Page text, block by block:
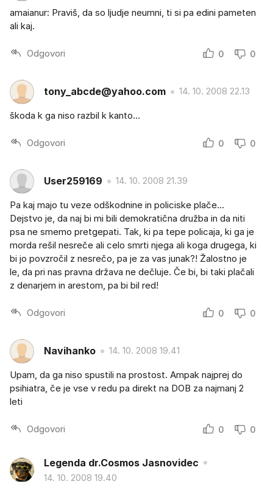
amaianur: Praviš, da so ljudje neumni, ti si pa edini pameten
ali kaj.
Odgovori 0 0
tony_abcde@yahoo.com 14. 10. 2008 22.13
škoda k ga niso razbil k kanto...
Odgovori 0 0
User259169 14. 10. 2008 21.39
Pa kaj majo tu veze odškodnine in policiske plače...
Dejstvo je, da naj bi mi bili demokratična družba in da niti
psa ne smemo pretgepati. Tak, ki pa tepe policaja, ki ga je
morda rešil nesreče ali celo smrti njega ali koga drugega, ki
bi jo povzročil z nesrečo, pa je za vas junak?! Žalostno je
le, da pri nas pravna država ne dečluje. Če bi, bi taki plačali
z denarjem in arestom, pa bi bil red!
Odgovori 0 0
Navihanko 14. 10. 2008 19.41
Upam, da ga niso spustili na prostost. Ampak najprej do
psihiatra, če je vse v redu pa direkt na DOB za najmanj 2
leti
Odgovori 0 0
Legenda dr.Cosmos Jasnovidec
14. 10. 2008 19.40